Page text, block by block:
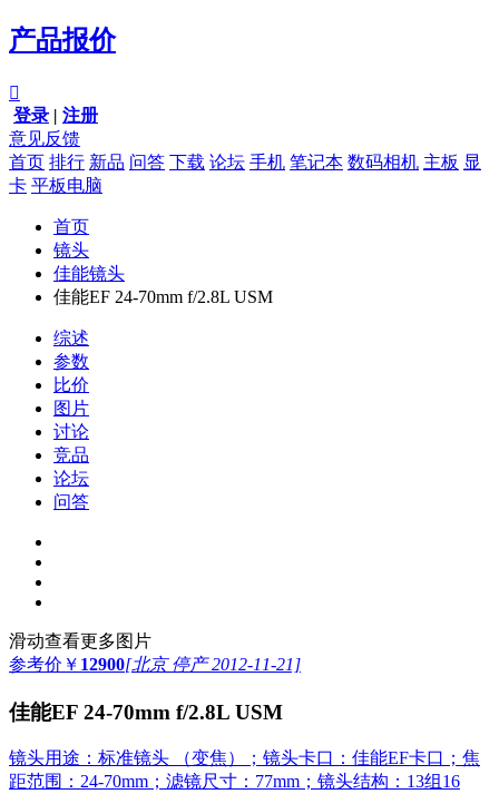
产品报价

登录 | 注册
意见反馈
首页 排行 新品 问答 下载 论坛 手机 笔记本 数码相机 主板 显
卡 平板电脑
首页
镜头
佳能镜头
佳能EF 24-70mm f/2.8L USM
综述
参数
比价
图片
讨论
竞品
论坛
问答
滑动查看更多图片
参考价 ￥ 12900[北京 停产 2012-11-21]
佳能EF 24-70mm f/2.8L USM
镜头用途：标准镜头 （变焦）；镜头卡口：佳能EF卡口；焦
距范围：24-70mm；滤镜尺寸：77mm；镜头结构：13组16